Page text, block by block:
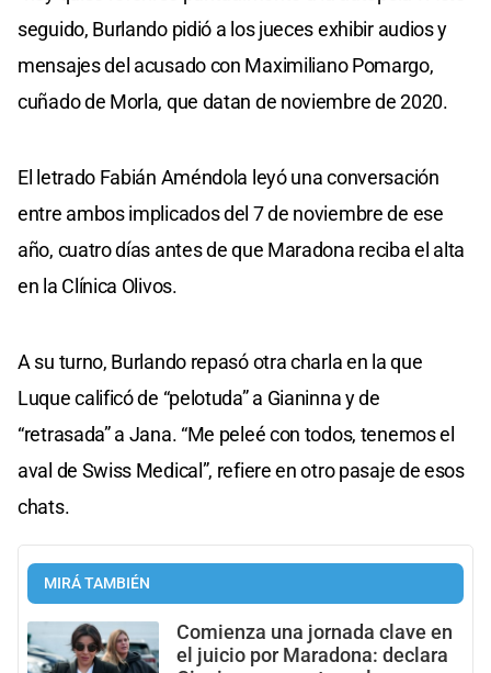
seguido, Burlando pidió a los jueces exhibir audios y
mensajes del acusado con Maximiliano Pomargo,
cuñado de Morla, que datan de noviembre de 2020.
El letrado Fabián Améndola leyó una conversación
entre ambos implicados del 7 de noviembre de ese
año, cuatro días antes de que Maradona reciba el alta
en la Clínica Olivos.
A su turno, Burlando repasó otra charla en la que
Luque calificó de “pelotuda” a Gianinna y de
“retrasada” a Jana. “Me peleé con todos, tenemos el
aval de Swiss Medical”, refiere en otro pasaje de esos
chats.
MIRÁ TAMBIÉN
Comienza una jornada clave en
el juicio por Maradona: declara